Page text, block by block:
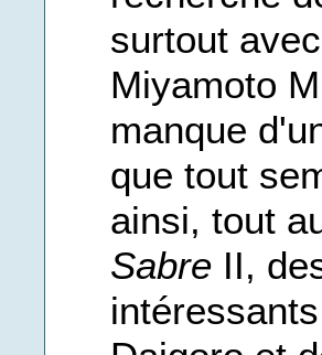
surtout
Miyamoto
manque
que tout
ainsi, tout
Sabre II,